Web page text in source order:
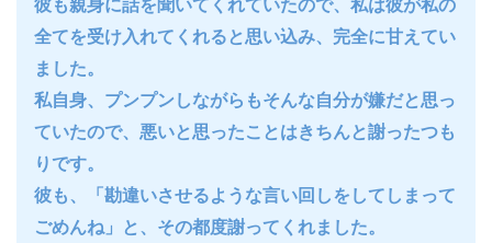
彼も親身に話を聞いてくれていたので、私は彼が私の
全てを受け入れてくれると思い込み、完全に甘えてい
ました。
私自身、プンプンしながらもそんな自分が嫌だと思っ
ていたので、悪いと思ったことはきちんと謝ったつも
りです。
彼も、「勘違いさせるような言い回しをしてしまって
ごめんね」と、その都度謝ってくれました。